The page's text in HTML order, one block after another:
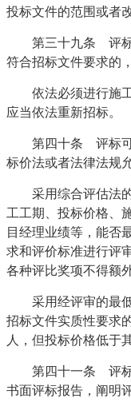
投标文件的范围或者
第三十九条 评
符合招标文件要求的
依法必须进行施
应当依法重新招标。
第四十条 评标
标价法或者法律法规
采用综合评估法
工工期、投标价格、
目经理业绩等，能否
求和评价标准进行评
各种评比奖项不得额
采用经评审的最
招标文件实质性要求
人，但投标价格低于
第四十一条 评
书面评标报告，阐明